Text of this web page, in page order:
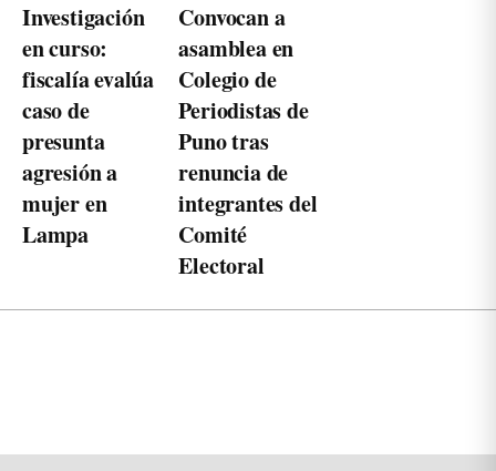
Investigación
en curso:
fiscalía evalúa
caso de
presunta
agresión a
mujer en
Lampa
Convocan a
asamblea en
Colegio de
Periodistas de
Puno tras
renuncia de
integrantes del
Comité
Electoral